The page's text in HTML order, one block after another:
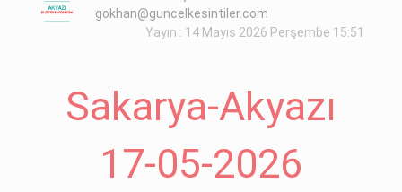
gokhan@guncelkesintiler.com
Yayın : 14 Mayıs 2026 Perşembe 15:51
Sakarya-Akyazı
17-05-2026